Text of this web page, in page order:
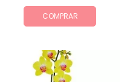
COMPRAR